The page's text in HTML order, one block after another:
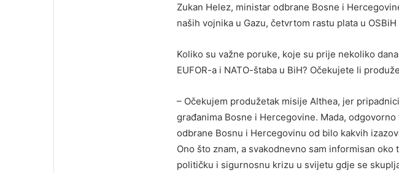
Zukan Helez, ministar odbrane Bosne i
naših vojnika u Gazu, četvrtom rastu plata u
Koliko su važne poruke, koje su prije nekoliko
EUFOR-a i NATO-štaba u BiH? Očekujete li
– Očekujem produžetak misije Althea, jer
građanima Bosne i Hercegovine. Mada,
odbrane Bosnu i Hercegovinu od bilo kakvih
Ono što znam, a svakodnevno sam informisan
političku i sigurnosnu krizu u svijetu gdje se